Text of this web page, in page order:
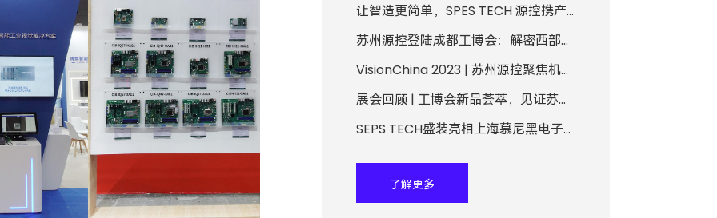
让智造更简单，SPES TECH 源控携产品方案盛装亮相慕尼黑电子展
苏州源控登陆成都工博会：解密西部数字化转型“加速度”
VisionChina 2023 | 苏州源控聚焦机器视觉，助力智慧未来
展会回顾 | 工博会新品荟萃，见证苏州源控铸就智能核心驱动力
SEPS TECH盛装亮相上海慕尼黑电子生产设备展
了解更多